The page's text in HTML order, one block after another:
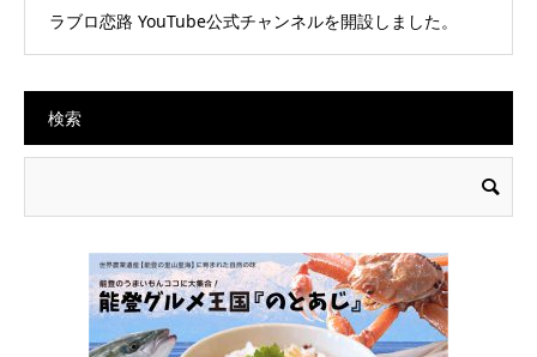
ラブロ恋路 YouTube公式チャンネルを開設しました。
検索